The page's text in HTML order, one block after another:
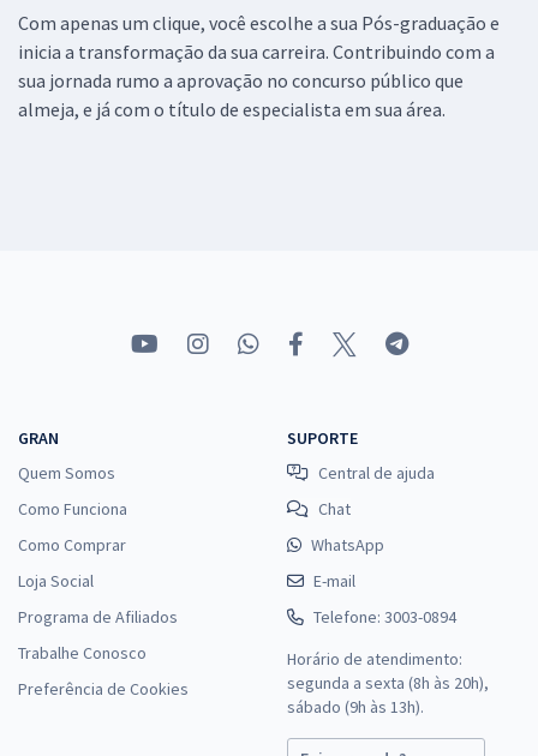
Com apenas um clique, você escolhe a sua Pós-graduação e
inicia a transformação da sua carreira. Contribuindo com a
sua jornada rumo a aprovação no concurso público que
almeja, e já com o título de especialista em sua área.
GRAN
Quem Somos
Como Funciona
Como Comprar
Loja Social
Programa de Afiliados
Trabalhe Conosco
Preferência de Cookies
SUPORTE
Central de ajuda
Chat
WhatsApp
E-mail
Telefone: 3003-0894
Horário de atendimento:
segunda a sexta (8h às 20h),
sábado (9h às 13h).